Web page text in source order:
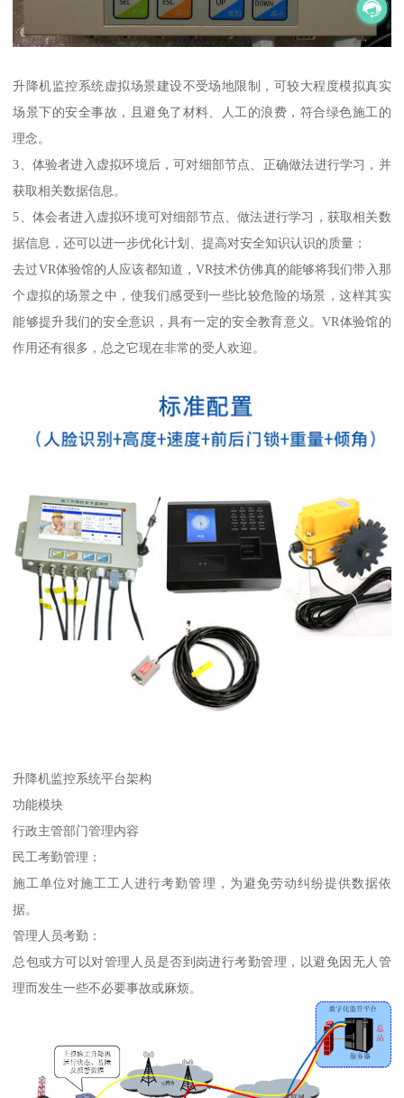
升降机监控系统虚拟场景建设不受场地限制，可较大程度模拟真实
场景下的安全事故，且避免了材料、人工的浪费，符合绿色施工的
理念。
3、体验者进入虚拟环境后，可对细部节点、正确做法进行学习，并
获取相关数据信息。
5、体会者进入虚拟环境可对细部节点、做法进行学习，获取相关数
据信息，还可以进一步优化计划、提高对安全知识认识的质量；
去过VR体验馆的人应该都知道，VR技术仿佛真的能够将我们带入那
个虚拟的场景之中，使我们感受到一些比较危险的场景，这样其实
能够提升我们的安全意识，具有一定的安全教育意义。VR体验馆的
作用还有很多，总之它现在非常的受人欢迎。
升降机监控系统平台架构
功能模块
行政主管部门管理内容
民工考勤管理：
施工单位对施工工人进行考勤管理，为避免劳动纠纷提供数据依
据。
管理人员考勤：
总包或方可以对管理人员是否到岗进行考勤管理，以避免因无人管
理而发生一些不必要事故或麻烦。